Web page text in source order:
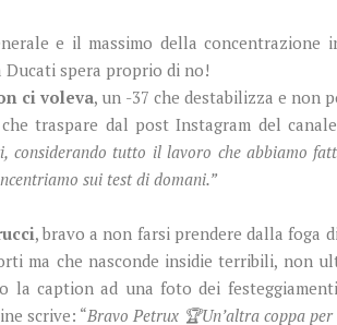
e il massimo della
Ducati spera proprio di no!
ci voleva, un -37 che destabilizza e non
traspare dal post Instagram del
considerando tutto il lavoro che abbiamo
sui test di domani.”
, bravo a non farsi prendere dalla foga
ma che nasconde insidie terribili, non
la caption ad una foto dei
scrive: “Bravo Petrux 🏆Un’altra coppa per